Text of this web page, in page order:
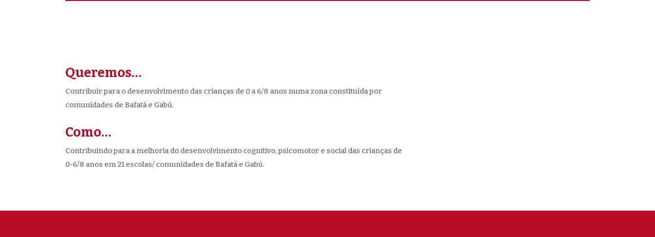
Queremos…
Contribuir para o desenvolvimento das crianças de 0 a 6/8 anos numa zona constituída por
comunidades de Bafatá e Gabú.
Como…
Contribuindo para a melhoria do desenvolvimento cognitivo, psicomotor e social das crianças de
0-6/8 anos em 21 escolas/ comunidades de Bafatá e Gabú.